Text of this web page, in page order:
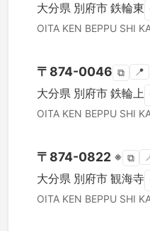
大分県 別府市 鉄輪東
OITA KEN BEPPU SHI
〒 874-0046 ⧉ 📍
大分県 別府市 鉄輪上
OITA KEN BEPPU SHI
〒 874-0822 ※ ⧉
大分県 別府市 観海寺
OITA KEN BEPPU SHI